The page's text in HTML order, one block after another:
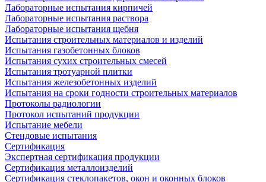
Лабораторные испытания кирпичей
Лабораторные испытания раствора
Лабораторные испытания щебня
Испытания строительных материалов и изделий
Испытания газобетонных блоков
Испытания сухих строительных смесей
Испытания тротуарной плитки
Испытания железобетонных изделий
Испытания на сроки годности строительных материалов
Протоколы радиологии
Протокол испытаний продукции
Испытание мебели
Стендовые испытания
Сертификация
Экспертная сертификация продукции
Сертификация металлоизделий
Сертификация стеклопакетов, окон и оконных блоков